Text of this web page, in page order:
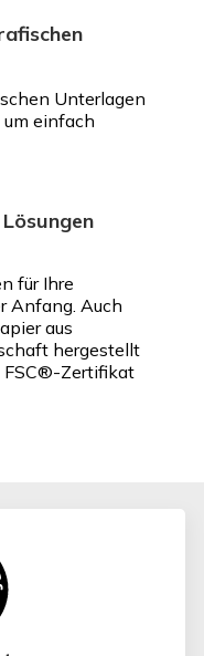
Unterlagen
einfach
für Ihre
Anfang. Auch
aus
hergestellt
FSC®-Zertifikat